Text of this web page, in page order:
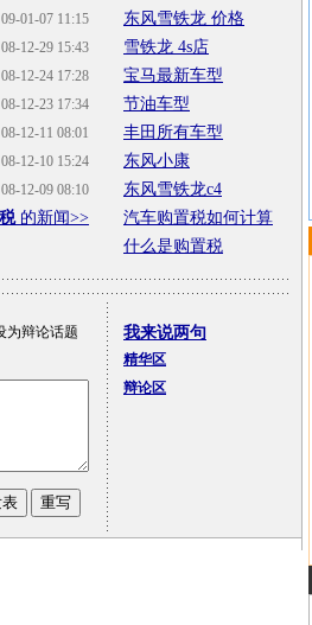
09-01-07 11:15
08-12-29 15:43
08-12-24 17:28
08-12-23 17:34
08-12-11 08:01
08-12-10 15:24
08-12-09 08:10
的新闻>>
东风雪铁龙 价格
雪铁龙 4s店
宝马最新车型
节油车型
丰田所有车型
东风小康
东风雪铁龙c4
汽车购置税如何计算
什么是购置税
为辩论话题
我来说两句
精华区
辩论区